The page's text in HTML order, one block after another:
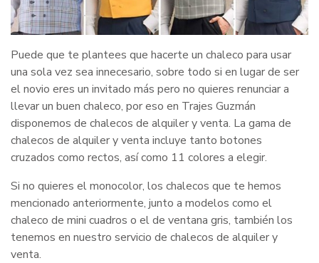
Puede que te plantees que hacerte un chaleco para usar
una sola vez sea innecesario, sobre todo si en lugar de ser
el novio eres un invitado más pero no quieres renunciar a
llevar un buen chaleco, por eso en Trajes Guzmán
disponemos de chalecos de alquiler y venta. La gama de
chalecos de alquiler y venta incluye tanto botones
cruzados como rectos, así como 11 colores a elegir.
Si no quieres el monocolor, los chalecos que te hemos
mencionado anteriormente, junto a modelos como el
chaleco de mini cuadros o el de ventana gris, también los
tenemos en nuestro servicio de chalecos de alquiler y
venta.